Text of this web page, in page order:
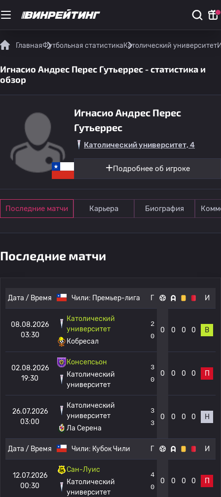
ГлавнаяФутбольная статистикаКатолический университет
Игнасио Андрес Перес Гутьеррес - статистика и
обзор
Игнасио Андрес Перес
Гутьеррес
Католический университет, 4
Подробнее об игроке
Последние матчи Карьера Биография
Последние матчи
Дата / Время Чили: Премьер-лига Г И
08.08.2026
03:30
Католический
университет
Кобресал
2
0
0 0 0 0 В
02.08.2026
19:30
Консепсьон
Католический
университет
3
0
0 0 0 0 П
26.07.2026
03:00
Католический
университет
Ла Серена
3
3
0 0 0 0 Н
Дата / Время Чили: Кубок Чили Г И
12.07.2026
00:30
Сан-Луис
Католический
университет
4
0
0 0 0 0 П